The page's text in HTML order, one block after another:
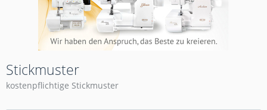
Stickmuster
kostenpflichtige Stickmuster